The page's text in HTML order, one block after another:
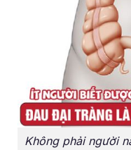
Không phải người